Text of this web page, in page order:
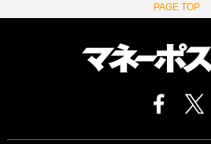
PAGE TOP